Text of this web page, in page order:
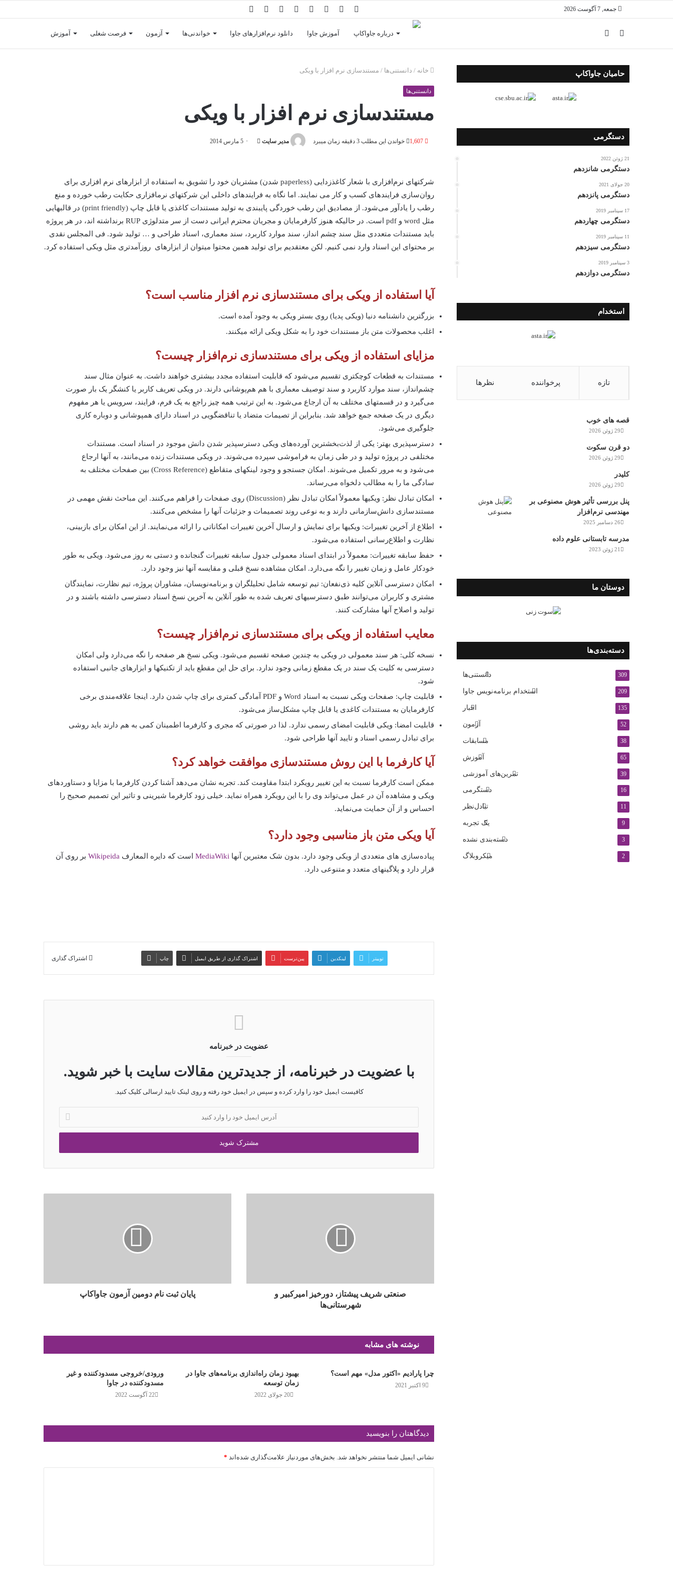
جمعه, 7 آگوست 2026
آموزش فرصت شغلی آزمون خواندنی‌ها دانلود نرم‌افزارهای جاوا آموزش جاوا درباره جاواکاپ
خانه / دانستنی‌ها / مستندسازی نرم افزار با ویکی
دانستنی‌ها
مستندسازی نرم افزار با ویکی
مدير سايت 5 مارس 2014 خواندن این مطلب 3 دقیقه زمان می‎برد
شرکتهای نرم‌افزاری با شعار کاغذزدایی (paperless شدن) مشتریان خود را تشویق به استفاده از ابزارهای نرم افزاری برای
روان‌سازی فرایندهای کسب و کار می نمایند. اما نگاه به فرایندهای داخلی این شرکتهای نرم­افزاری حکایت رطب خورده و منع
رطب را یادآور می‌شود. از مصادیق این رطب خوردگی پایبندی به تولید مستندات کاغذی یا قابل چاپ (print friendly) در قالبهایی
مثل word و pdf است. در حالیکه هنوز کارفرمایان و مجریان محترم ایرانی دست از سر متدلوژی RUP برنداشته اند، در هر پروژه
باید مستندات متعددی مثل سند چشم انداز، سند موارد کاربرد، سند معماری، اسناد طراحی و … تولید شود. فی المجلس نقدی
بر محتوای این اسناد وارد نمی کنیم. لکن معتقدیم برای تولید همین محتوا می­توان از ابزارهای روزآمدتری مثل ویکی استفاده کرد.
آیا استفاده از ویکی برای مستندسازی نرم افزار مناسب است؟
بزرگترین دانشنامه دنیا (ویکی پدیا) روی بستر ویکی به وجود آمده است.
اغلب محصولات متن باز مستندات خود را به شکل ویکی ارائه می­کنند.
مزایای استفاده از ویکی برای مستندسازی نرم‌افزار چیست؟
مستندات به قطعات کوچکتری تقسیم می‌شود که قابلیت استفاده مجدد بیشتری خواهند داشت. به عنوان مثال سند
چشم‌انداز، سند موارد کاربرد و سند توصیف معماری با هم هم‌پوشانی دارند. در ویکی تعریف کاربر یا کنشگر یک بار صورت
می‌گیرد و در قسمتهای مختلف به آن ارجاع می‌شود. به این ترتیب همه چیز راجع به یک فرم، فرایند، سرویس یا هر مفهوم
دیگری در یک صفحه جمع خواهد شد. بنابراین از تصیمات متضاد یا تناقضگویی در اسناد دارای همپوشانی و دوباره کاری
جلوگیری می‌شود.
دسترس­پذیری بهتر: یکی از لذت‌بخشترین آورده‌های ویکی دسترس­پذیر شدن دانش موجود در اسناد است. مستندات
مختلفی در پروژه تولید و در طی زمان به فراموشی سپرده می‌شوند. در ویکی مستندات زنده می‌مانند، به آنها ارجاع
می‌شود و به مرور تکمیل می‌شوند. امکان جستجو و وجود لینکهای متقاطع (Cross Reference) بین صفحات مختلف به
سادگی ما را به مطالب دلخواه می‌رساند.
امکان تبادل نظر: ویکیها معمولاً امکان تبادل نظر (Discussion) روی صفحات را فراهم می‌کنند. این مباحث نقش مهمی در
مستندسازی دانش‌سازمانی دارند و به نوعی روند تصمیمات و جزئیات آنها را مشخص می‌کنند.
اطلاع از آخرین تغییرات: ویکی­ها برای نمایش و ارسال آخرین تغییرات امکاناتی را ارائه می‌نمایند. از این امکان برای بازبینی،
نظارت و اطلاع‌رسانی استفاده می‌شود.
حفظ سابقه تغییرات: معمولاً در ابتدای اسناد معمولی جدول سابقه تغییرات گنجانده و دستی به روز می‌شود. ویکی به طور
خودکار عامل و زمان تغییر را نگه می‌دارد. امکان مشاهده نسخ قبلی و مقایسه آنها نیز وجود دارد.
امکان دسترسی آنلاین کلیه ذی‌نفعان: تیم توسعه شامل تحلیلگران و برنامه‌نویسان، مشاوران پروژه، تیم نظارت، نمایندگان
مشتری و کاربران می‌توانند طبق دسترسیهای تعریف شده به طور آنلاین به آخرین نسخ اسناد دسترسی داشته باشند و در
تولید و اصلاح آنها مشارکت کنند.
معایب استفاده از ویکی برای مستندسازی نرم‌افزار چیست؟
نسخه کلی: هر سند معمولی در ویکی به چندین صفحه تقسیم می‌شود. ویکی نسخ هر صفحه را نگه می‌دارد ولی امکان
دسترسی به کلیت یک سند در یک مقطع زمانی وجود ندارد. برای حل این مقطع باید از تکنیکها و ابزارهای جانبی استفاده
شود.
قابلیت چاپ: صفحات ویکی نسبت به اسناد Word و PDF آمادگی کمتری برای چاپ شدن دارد. اینجا علاقه‌مندی برخی
کارفرمایان به مستندات کاغدی یا قابل چاپ مشکل‌ساز می‌شود.
قابلیت امضا: ویکی قابلیت امضای رسمی ندارد. لذا در صورتی که مجری و کارفرما اطمینان کمی به هم دارند باید روشی
برای تبادل رسمی اسناد و تایید آنها طراحی شود.
آیا کارفرما با این روش مستندسازی موافقت خواهد کرد؟
ممکن است کارفرما نسبت به این تغییر رویکرد ابتدا مقاومت کند. تجربه نشان می‌دهد آشنا کردن کارفرما با مزایا و دستاوردهای
ویکی و مشاهده آن در عمل می‌تواند وی را با این رویکرد همراه نماید. خیلی زود کارفرما شیرینی و تاثیر این تصمیم صحیح را
احساس و از آن حمایت می‌نماید.
آیا ویکی متن باز مناسبی وجود دارد؟
پیاده‌سازی های متعددی از ویکی وجود دارد. بدون شک معتبرین آنها MediaWiki است که دایره المعارف Wikipeida بر روی آن
قرار دارد و پلاگینهای متعدد و متنوعی دارد.
اشتراک گذاری توییتر لینکدین ‫پین‌ترست اشتراک گذاری از طریق ایمیل چاپ
عضویت در خبرنامه
با عضویت در خبرنامه، از جدیدترین مقالات سایت با خبر شوید.
کافیست ایمیل خود را وارد کرده و سپس در ایمیل خود رفته و روی لینک تایید ارسالی کلیک کنید.
پایان ثبت نام دومين آزمون جاواکاپ
صنعتی شريف پيشتاز، دورخيز اميرکبير و
شهرستانی‌ها
نوشته های مشابه
ورودی/خروجی مسدودکننده و غیر
مسدودکننده در جاوا
22 آگوست 2022
بهبود زمان راه‌اندازی برنامه‌های جاوا در
زمان توسعه
20 جولای 2022
چرا پارادیم «اکتور مدل» مهم است؟
9 اکتبر 2021
دیدگاهتان را بنویسید
نشانی ایمیل شما منتشر نخواهد شد. بخش‌های موردنیاز علامت‌گذاری شده‌اند *
حامیان جاواکاپ
دستگرمی
21 ژوئن 2022
دستگرمی شانزدهم
20 جولای 2021
دستگرمی پانزدهم
17 سپتامبر 2019
دستگرمی چهاردهم
11 سپتامبر 2019
دستگرمی سیزدهم
3 سپتامبر 2019
دستگرمی دوازدهم
استخدام
تازه پرخواننده نظرها
قصه های خوب
29 ژوئن 2026
دو قرن سکوت
29 ژوئن 2026
کلیدر
29 ژوئن 2026
پنل بررسی تأثیر هوش مصنوعی بر
مهندسی نرم‌افزار
26 دسامبر 2025
مدرسه تابستانی علوم داده
21 ژوئن 2023
دوستان ما
دسته‌بندی‌ها
دانستنی‌ها 309
استخدام برنامه‌نویس جاوا 209
اخبار 135
آزمون 52
مسابقات 38
آموزش 65
تمرین‌های آموزشی 39
دستگرمی 16
تبادل‌نظر 11
یک تجربه 9
دسته‌بندی نشده 3
میکروبلاگ 2